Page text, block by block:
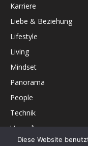
Karriere
Liebe & Beziehung
Lifestyle
Living
Mindset
Panorama
People
Technik
Umwelt
Unterhaltung
Diese Website